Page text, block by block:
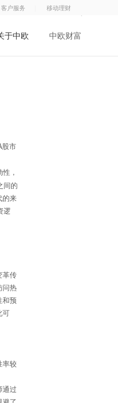
客户服务 移动理财
于中欧 中欧财富
股市
，
间的
的来
逻
革传
问热
和预
可
率较
通过